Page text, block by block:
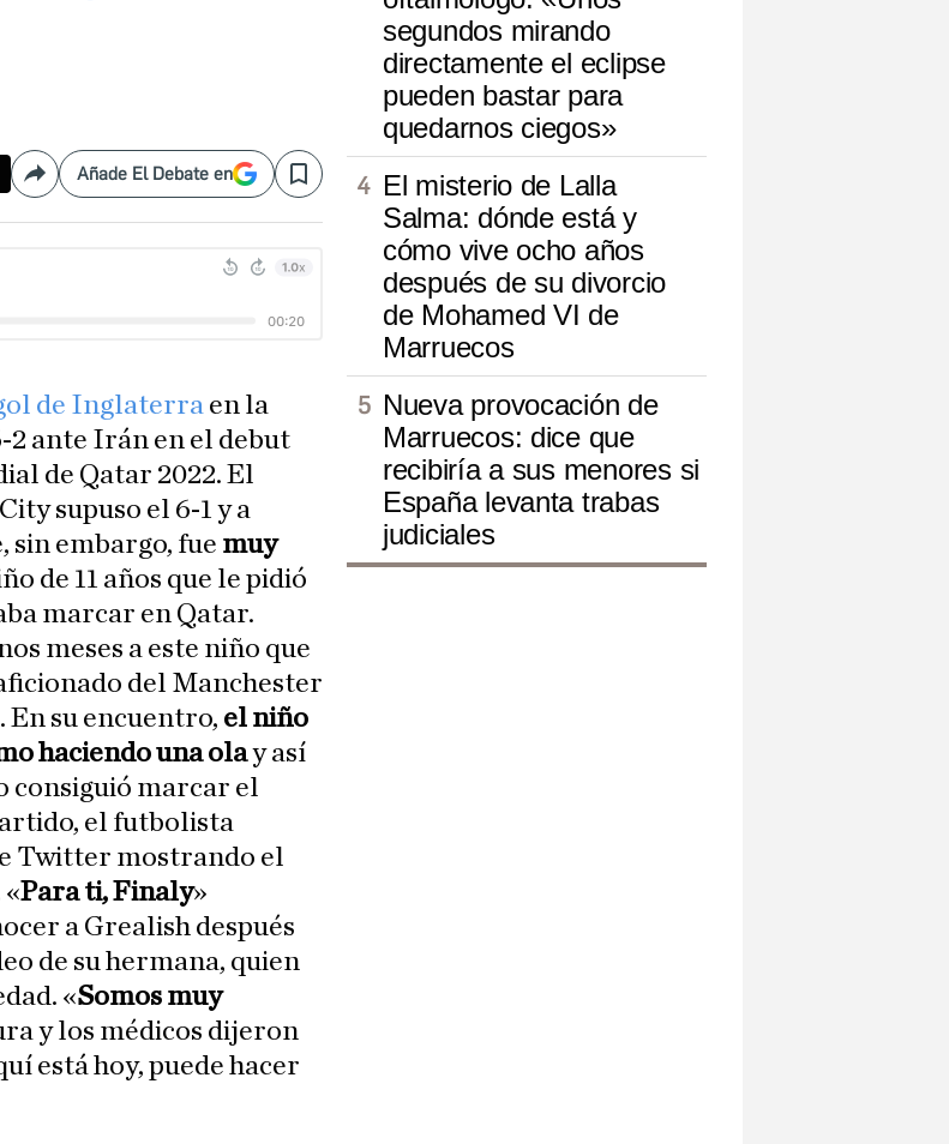
CompartirAñade El Debate en Save
de Inglaterra en la
2 ante Irán en el debut
de Qatar 2022. El
supuso el 6-1 y a
embargo, fue muy
de 11 años que le pidió
marcar en Qatar.
meses a este niño que
del Manchester
En su encuentro, el niño
haciendo una olay así
consiguió marcar el
el futbolista
Twitter mostrando el
Para ti, Finaly»
a Grealish después
de su hermana, quien
«Somos muy
y los médicos dijeron
está hoy, puede hacer
segundos mirando
directamente el eclipse
pueden bastar para
quedarnos ciegos»
El misterio de Lalla
Salma: dónde está y
cómo vive ocho años
después de su divorcio
de Mohamed VI de
Marruecos
Nueva provocación de
Marruecos: dice que
recibiría a sus menores si
España levanta trabas
judiciales